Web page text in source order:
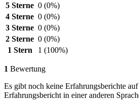
5 Sterne 0 (0%)
4 Sterne 0 (0%)
3 Sterne 0 (0%)
2 Sterne 0 (0%)
1 Stern
1 (100%)
1 Bewertung
Es gibt noch keine Erfahrungsberichte auf
Erfahrungsbericht in einer anderen